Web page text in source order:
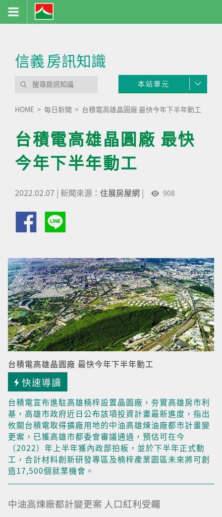
信義房訊知識
本站單元
HOME 每日新聞 台積電高雄晶圓廠 最快今年下半年動工
台積電高雄晶圓廠 最快
今年下半年動工
2022.02.07 | 新聞來源： 住展房屋網 | 908
台積電高雄晶圓廠 最快今年下半年動工
快速導讀
台積電宣布進駐高雄楠梓設置晶圓廠，夯實高雄房市利
基，高雄市政府近日公布該項投資計畫最新進度，指出
攸關台積電取得擴廠用地的中油高雄煉油廠都市計畫變
更案，已獲高雄市都委會審議通過，預估可在今
（2022）年上半年獲內政部拍板，並於下半年正式動
工，合計材料創新研發專區及楠梓產業園區未來將可創
造17,500個就業機會。
中油高煉廠都計變更案 人口紅利受矚